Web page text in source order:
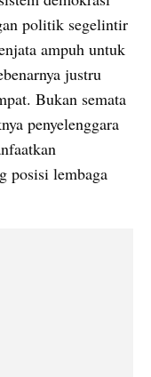
politik segelintir
ampuh untuk
justru
Bukan semata
penyelenggara
posisi lembaga